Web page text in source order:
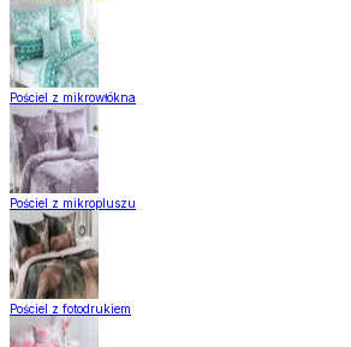
Pościel z mikrowłókna
Pościel z mikropluszu
Pościel z fotodrukiem